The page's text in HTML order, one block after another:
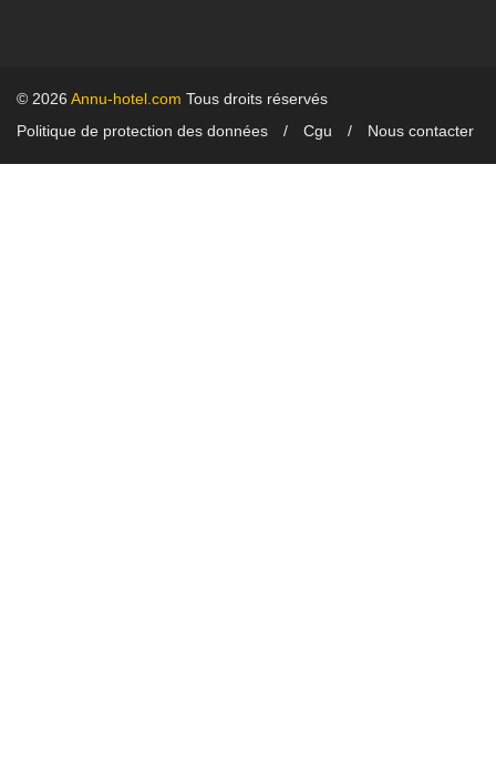
© 2026 Annu-hotel.com Tous droits réservés
Politique de protection des données
Cgu Nous contacter